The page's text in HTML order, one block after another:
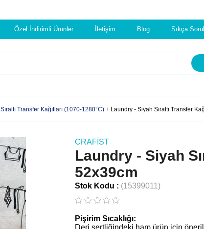
Özel İndirimli Ürünler İletişim Blog Sıkça
Sıraltı Transfer Kağıtları (1070-1280°C) Laundry - Siyah Sıraltı Transfer
CRAFIST
Laundry - Siyah
52x39cm
Stok Kodu (15399011)
Pişirim Sıcaklığı:
Deri sertliğindeki ham ürün için